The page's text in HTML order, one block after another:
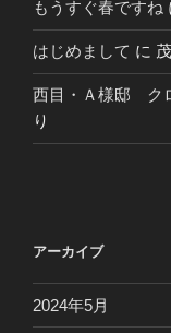
もうすぐ春ですね
はじめまして に
西目・Ａ様邸 ク
り
アーカイブ
2024年5月